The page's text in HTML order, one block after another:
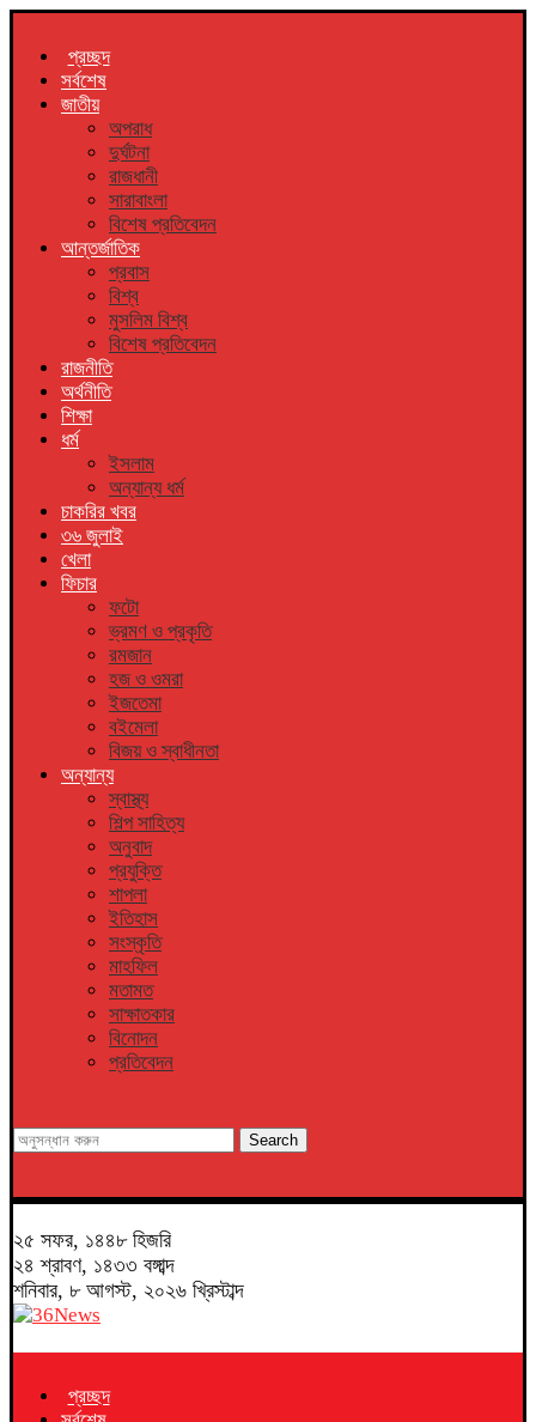
প্রচ্ছদ
সর্বশেষ
জাতীয়
অপরাধ
দুর্ঘটনা
রাজধানী
সারাবাংলা
বিশেষ প্রতিবেদন
আন্তর্জাতিক
প্রবাস
বিশ্ব
মুসলিম বিশ্ব
বিশেষ প্রতিবেদন
রাজনীতি
অর্থনীতি
শিক্ষা
ধর্ম
ইসলাম
অন্যান্য ধর্ম
চাকরির খবর
৩৬ জুলাই
খেলা
ফিচার
ফটো
ভ্রমণ ও প্রকৃতি
রমজান
হজ ও ওমরা
ইজতেমা
বইমেলা
বিজয় ও স্বাধীনতা
অন্যান্য
স্বাস্থ্য
শিল্প সাহিত্য
অনুবাদ
প্রযুক্তি
শাপলা
ইতিহাস
সংস্কৃতি
মাহফিল
মতামত
সাক্ষাতকার
বিনোদন
প্রতিবেদন
Search
২৫ সফর, ১৪৪৮ হিজরি
২৪ শ্রাবণ, ১৪৩৩ বঙ্গাব্দ
শনিবার, ৮ আগস্ট, ২০২৬ খ্রিস্টাব্দ
প্রচ্ছদ